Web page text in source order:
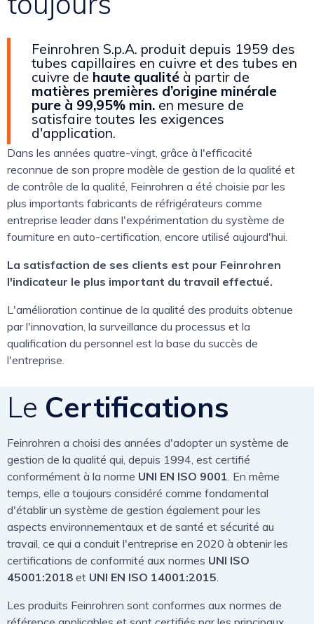
Feinrohren S.p.A. produit depuis 1959 des
tubes capillaires en cuivre et des tubes en
cuivre de haute qualité à partir de
matières premières d’origine minérale
pure à 99,95% min. en mesure de
satisfaire toutes les exigences
d'application.
Dans les années quatre-vingt, grâce à l'efficacité
reconnue de son propre modèle de gestion de la qualité et
de contrôle de la qualité, Feinrohren a été choisie par les
plus importants fabricants de réfrigérateurs comme
entreprise leader dans l'expérimentation du système de
fourniture en auto-certification, encore utilisé aujourd'hui.
La satisfaction de ses clients est pour Feinrohren
l'indicateur le plus important du travail effectué.
L'amélioration continue de la qualité des produits obtenue
par l'innovation, la surveillance du processus et la
qualification du personnel est la base du succès de
l'entreprise.
Le Certifications
Feinrohren a choisi des années d'adopter un système de
gestion de la qualité qui, depuis 1994, est certifié
conformément à la norme UNI EN ISO 9001 . En même
temps, elle a toujours considéré comme fondamental
d'établir un système de gestion également pour les
aspects environnementaux et de santé et sécurité au
travail, ce qui a conduit l'entreprise en 2020 à obtenir les
certifications de conformité aux normes UNI ISO
45001:2018 et UNI EN ISO 14001:2015
Les produits Feinrohren sont conformes aux normes de